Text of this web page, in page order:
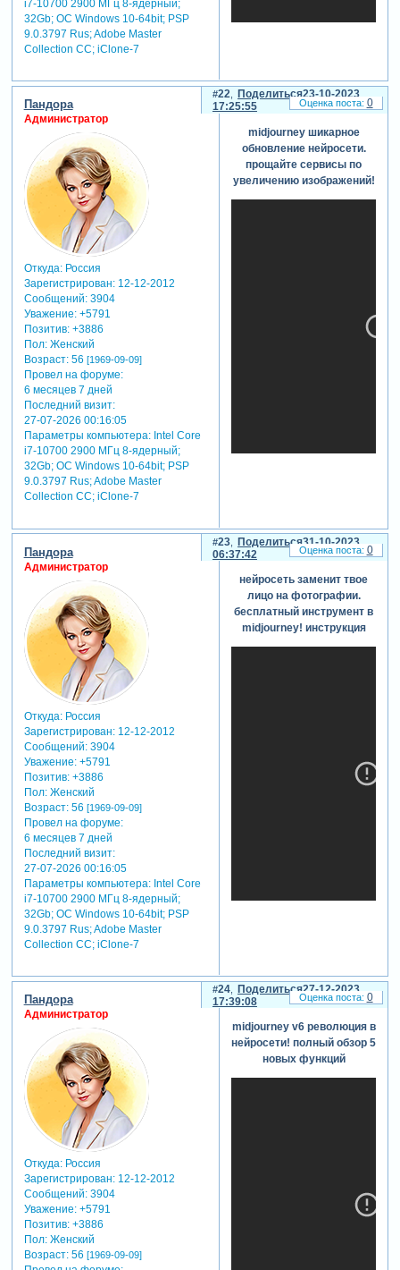
***
00:00 —
начало.
введение
00:40 — как
что видео надо
в работе с
zoom outв
за чего
происходят
скачки в видео
i7-10700 2900 МГц 8-ядерный;
32Gb; ОС Windows 10-64bit; PSP
9.0.3797 Rus; Adobe Master
Collection СС; iClone-7
Поделиться
22
23-10-2023
17:25:55
Пандора
Администратор
Откуда:Россия
Зарегистрирован: 12-12-2012
Сообщений:3904
Уважение: +5791
Позитив: +3886
Пол:Женский
Возраст:56 [1969-09-09]
Провел на форуме:
6 месяцев 7 дней
Последний визит:
27-07-2026 00:16:05
Параметры компьютера:Intel Core
i7-10700 2900 МГц 8-ядерный;
32Gb; ОС Windows 10-64bit; PSP
9.0.3797 Rus; Adobe Master
Collection СС; iClone-7
midjourney шикарное
обновление нейросети.
прощайте сервисы по
увеличению изображений!
0
Поделиться
23
31-10-2023
06:37:42
Пандора
Администратор
Откуда:Россия
Зарегистрирован: 12-12-2012
Сообщений:3904
Уважение: +5791
Позитив: +3886
Пол:Женский
Возраст:56 [1969-09-09]
Провел на форуме:
6 месяцев 7 дней
Последний визит:
27-07-2026 00:16:05
Параметры компьютера:Intel Core
i7-10700 2900 МГц 8-ядерный;
32Gb; ОС Windows 10-64bit; PSP
9.0.3797 Rus; Adobe Master
Collection СС; iClone-7
нейросеть заменит твое
лицо на фотографии.
бесплатный инструмент в
midjourney! инструкция
0
Поделиться
24
27-12-2023
17:39:08
Пандора
Администратор
Откуда:Россия
Зарегистрирован: 12-12-2012
Сообщений:3904
Уважение: +5791
Позитив: +3886
Пол:Женский
Возраст:56 [1969-09-09]
midjourney v6 революция в
нейросети! полный обзор 5
новых функций
0